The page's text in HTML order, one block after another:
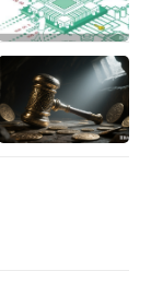
，预计后续
确定性。
多产品、多
欧洲渠道，
的服务和维